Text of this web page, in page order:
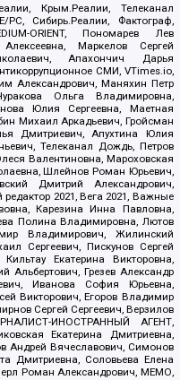
Крым.Реалии, Телеканал
Сибирь.Реалии, Фактограф,
ORIENT, Пономарев Лев
Маркелов Сергей
Апахончич Дарья
СМИ, VTimes.io,
Александрович, Маняхин Петр
Ольга Владимировна,
Юлия Сергеевна, Маетная
Михаил Аркадьевич, Гройсман
Дмитриевич, Апухтина Юлия
Телеканал Дождь, Петров
Валентиновна, Мароховская
Шлейнов Роман Юрьевич,
Дмитрий Александрович,
2021, Вега 2021, Важные
Карезина Инна Павловна,
Полина Владимировна, Лютов
Владимирович, Жилинский
Сергеевич, Пискунов Сергей
Екатерина Викторовна,
Грезев Александр
Иванова София Юрьевна,
Викторович, Егоров Владимир
Сергей Сергеевич, Верзилов
ИНОСТРАННЫЙ АГЕНТ,
Екатерина Дмитриевна,
Андрей Вячеславович, Симонов
Дмитриевна, Соловьева Елена
Роман Александрович, МЕМО,